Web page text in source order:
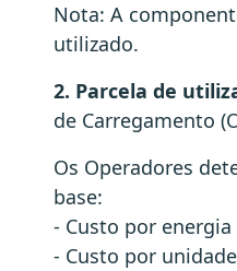
Nota: A
utilizado.
2. Parcela de
de Carregamento
Os Operadores
base:
- Custo por
- Custo por